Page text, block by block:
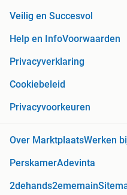
Veilig en Succesvol
Help en InfoVoorwaarden
Privacyverklaring
Cookiebeleid
Privacyvoorkeuren
Over MarktplaatsWerken
PerskamerAdevinta
2dehands2ememain